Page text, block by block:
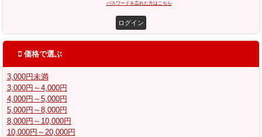
パスワードを忘れた方はこちら
価格で選ぶ
3,000円未満
3,000円～4,000円
4,000円～5,000円
5,000円～8,000円
8,000円～10,000円
10,000円～20,000円